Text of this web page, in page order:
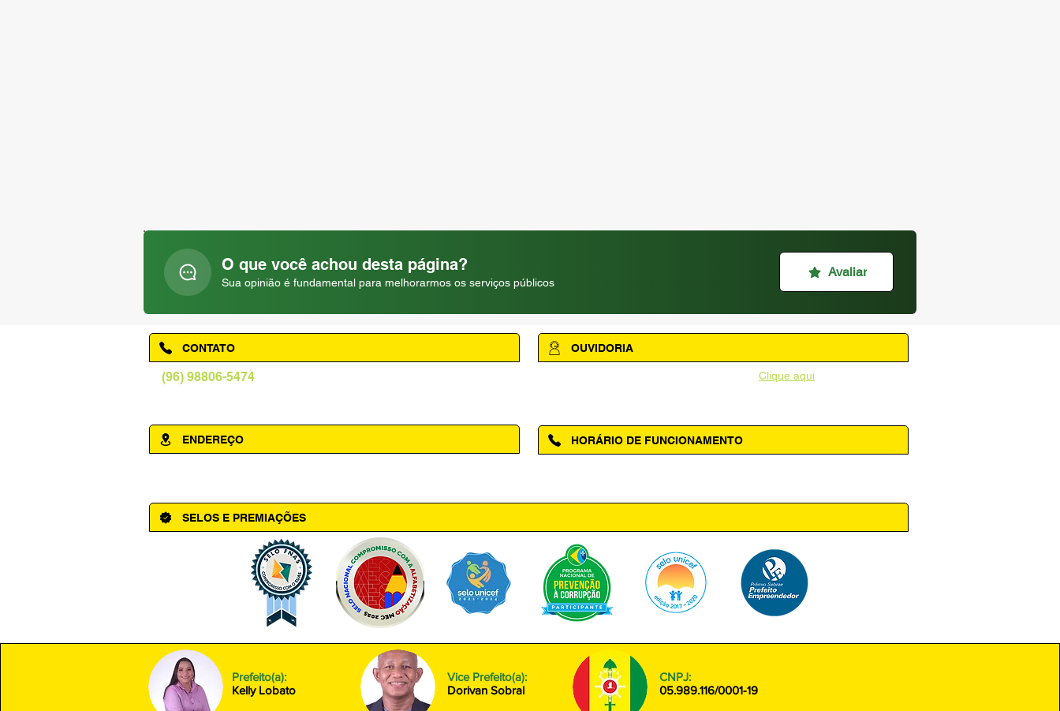
O que você achou desta página?
Sua opinião é fundamental para melhorarmos os serviços públicos
Avaliar
(96) 98806-5474
CONTATO
ENDEREÇO
Clique aqui
OUVIDORIA
HORÁRIO DE FUNCIONAMENTO
SELOS E PREMIAÇÕES
Prefeito(a):
Kelly Lobato
Vice Prefeito(a):
Dorivan Sobral
CNPJ:
05.989.116/0001-19